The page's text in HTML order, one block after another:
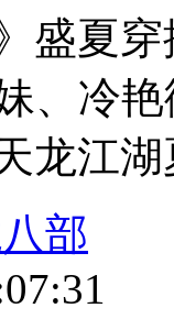
盛夏
、冷
龙江
部